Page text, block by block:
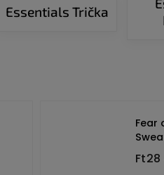
Essentials Trička
Fear